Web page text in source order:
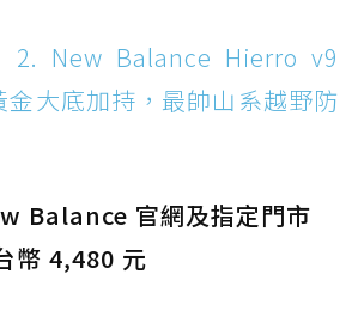
14. SKECHERS BADGER
：一踩即穿懶人神器！搭載固特
水厚底健走鞋
Brooks Cascadia 19 GTX：注
New Balance Hierro v9
金大底加持，最帥山系越野防
Balance 官網及指定門市
幣 4,480 元